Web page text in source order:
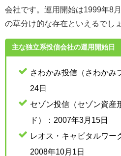
会社です。運用開始は1999年8
の草分け的な存在といえるでしょ
主な独立系投信会社の運用開始日
さわかみ投信（さわかみ
24日
セゾン投信（セゾン資産
ド）：2007年3月15日
レオス・キャピタルワー
2008年10月1日